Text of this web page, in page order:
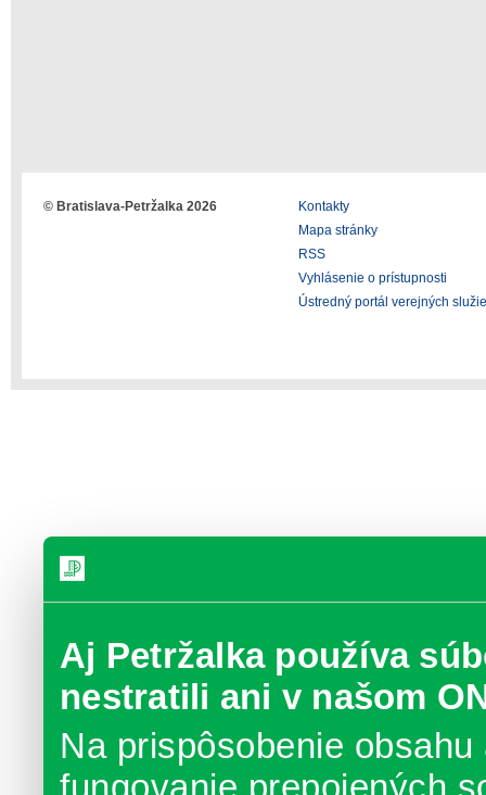
Aj Petržalka používa
nestratili ani v našom
Na prispôsobenie
© Bratislava-Petržalka 2026
Kontakty
Mapa stránky
RSS
Vyhlásenie o prístupnosti
Ústredný portál verejných